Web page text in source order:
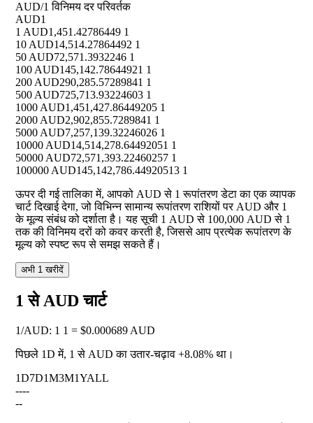
AUD/1 विनिमय दर परिवर्तक
AUD1
1 AUD1,451.42786449 1
10 AUD14,514.27864492 1
50 AUD72,571.3932246 1
100 AUD145,142.78644921 1
200 AUD290,285.57289841 1
500 AUD725,713.93224603 1
1000 AUD1,451,427.86449205 1
2000 AUD2,902,855.7289841 1
5000 AUD7,257,139.32246026 1
10000 AUD14,514,278.64492051 1
50000 AUD72,571,393.22460257 1
100000 AUD145,142,786.44920513 1
ऊपर दी गई तालिका में, आपको AUD से 1 रूपांतरण डेटा का एक व्यापक
चार्ट दिखाई देगा, जो विभिन्न सामान्य रूपांतरण राशियों पर AUD और 1
के मूल्य संबंध को दर्शाता है। यह सूची 1 AUD से 100,000 AUD से 1
तक की विनिमय दरों को कवर करती है, जिससे आप प्रत्येक रूपांतरण के
मूल्य को स्पष्ट रूप से समझ सकते हैं।
अभी 1 खरीदें
1 से AUD चार्ट
1/AUD: 1 1 = $0.000689 AUD
पिछले 1D में, 1 से AUD का उतार-चढ़ाव +8.08% था।
1D7D1M3M1YALL
----
--